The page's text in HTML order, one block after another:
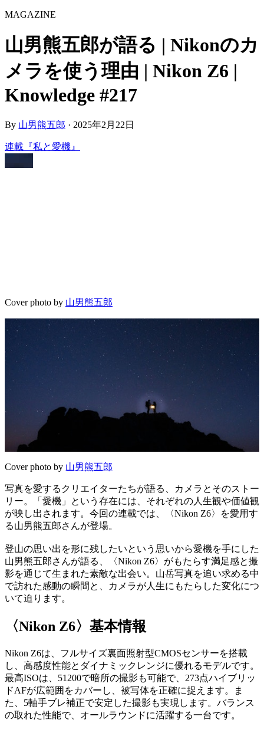
MAGAZINE
山男熊五郎が語る | Nikonのカ
メラを使う理由 | Nikon Z6 |
Knowledge #217
By 山男熊五郎 · 2025年2月22日
連載『私と愛機』
Cover photo by 山男熊五郎
Cover photo by 山男熊五郎
写真を愛するクリエイターたちが語る、カメラとそのストー
リー。「愛機」という存在には、それぞれの人生観や価値観
が映し出されます。今回の連載では、〈Nikon Z6〉を愛用す
る山男熊五郎さんが登場。
登山の思い出を形に残したいという思いから愛機を手にした
山男熊五郎さんが語る、〈Nikon Z6〉がもたらす満足感と撮
影を通じて生まれた素敵な出会い。山岳写真を追い求める中
で訪れた感動の瞬間と、カメラが人生にもたらした変化につ
いて迫ります。
〈Nikon Z6〉基本情報
Nikon Z6は、フルサイズ裏面照射型CMOSセンサーを搭載
し、高感度性能とダイナミックレンジに優れるモデルです。
最高ISOは、51200で暗所の撮影も可能で、273点ハイブリッ
ドAFが広範囲をカバーし、被写体を正確に捉えます。ま
た、5軸手ブレ補正で安定した撮影も実現します。バランス
の取れた性能で、オールラウンドに活躍する一台です。